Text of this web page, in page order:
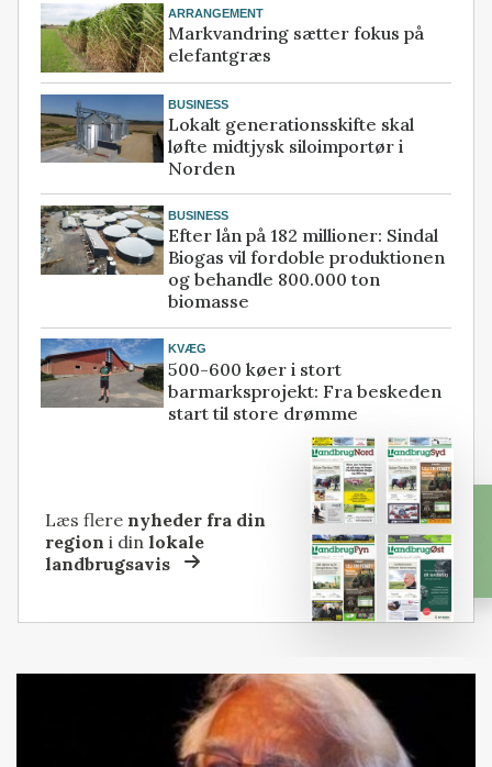
ARRANGEMENT
Markvandring sætter fokus på
elefantgræs
BUSINESS
Lokalt generationsskifte skal
løfte midtjysk siloimportør i
Norden
BUSINESS
Efter lån på 182 millioner: Sindal
Biogas vil fordoble produktionen
og behandle 800.000 ton
biomasse
KVÆG
500-600 køer i stort
barmarksprojekt: Fra beskeden
start til store drømme
Læs flere nyheder fra din
region i dinlokale
landbrugsavis